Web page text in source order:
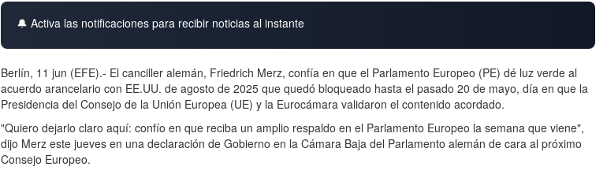
🔔 Activa las notificaciones para recibir noticias al instante
Berlín, 11 jun (EFE).- El canciller alemán, Friedrich Merz, confía en que el Parlamento Europeo (PE) dé luz verde al
acuerdo arancelario con EE.UU. de agosto de 2025 que quedó bloqueado hasta el pasado 20 de mayo, día en que la
Presidencia del Consejo de la Unión Europea (UE) y la Eurocámara validaron el contenido acordado.
"Quiero dejarlo claro aquí: confío en que reciba un amplio respaldo en el Parlamento Europeo la semana que viene",
dijo Merz este jueves en una declaración de Gobierno en la Cámara Baja del Parlamento alemán de cara al próximo
Consejo Europeo.